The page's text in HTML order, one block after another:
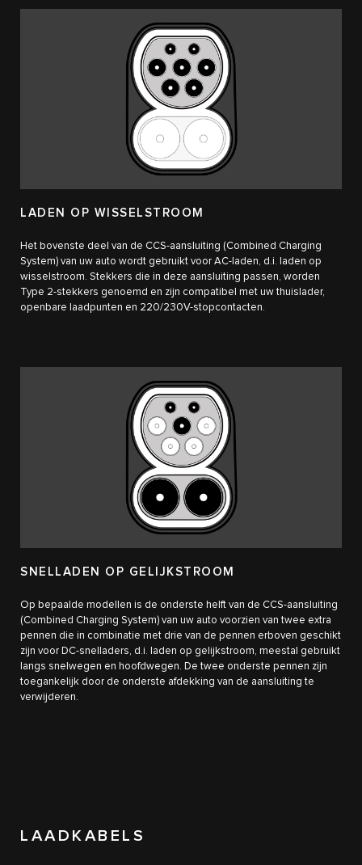
LADEN OP WISSELSTROOM
Het bovenste deel van de CCS-aansluiting (Combined Charging
System) van uw auto wordt gebruikt voor AC-laden, d.i. laden op
wisselstroom. Stekkers die in deze aansluiting passen, worden
Type 2-stekkers genoemd en zijn compatibel met uw thuislader,
openbare laadpunten en 220/230V-stopcontacten.
SNELLADEN OP GELIJKSTROOM
Op bepaalde modellen is de onderste helft van de CCS-aansluiting
(Combined Charging System) van uw auto voorzien van twee extra
pennen die in combinatie met drie van de pennen erboven geschikt
zijn voor DC-snelladers, d.i. laden op gelijkstroom, meestal gebruikt
langs snelwegen en hoofdwegen. De twee onderste pennen zijn
toegankelijk door de onderste afdekking van de aansluiting te
verwijderen.
LAADKABELS